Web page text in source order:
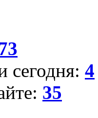
сегодня: 4
35